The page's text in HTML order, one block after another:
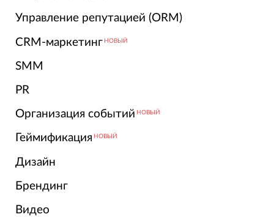
Управление репутацией (ORM)
CRM-маркетинг НОВЫЙ
SMM
PR
Организация событий НОВЫЙ
Геймификация НОВЫЙ
Дизайн
Брендинг
Видео